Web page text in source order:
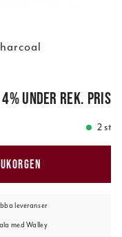
kr
4%under rek. pris
2 st
leveranser
med Walley